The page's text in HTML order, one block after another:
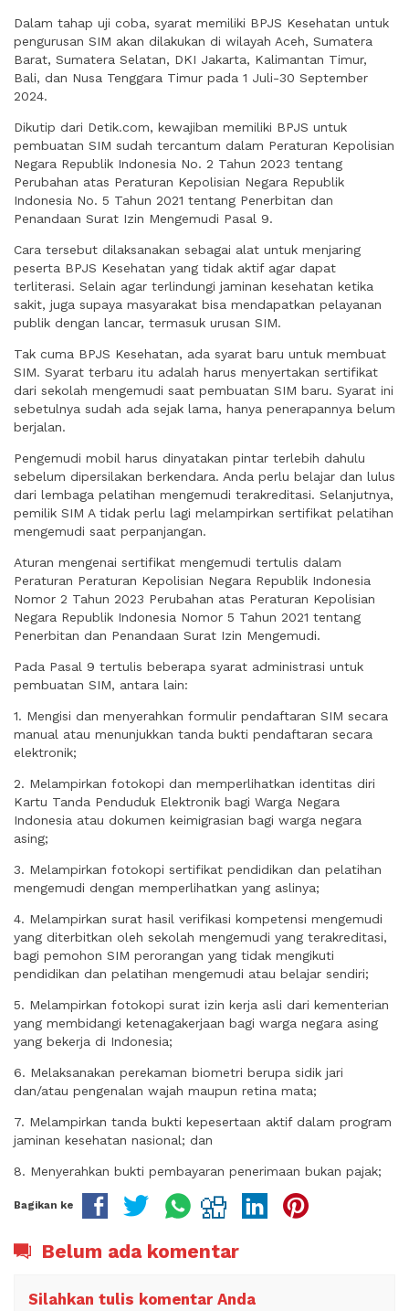
Dalam tahap uji coba, syarat memiliki BPJS Kesehatan untuk
pengurusan SIM akan dilakukan di wilayah Aceh, Sumatera
Barat, Sumatera Selatan, DKI Jakarta, Kalimantan Timur,
Bali, dan Nusa Tenggara Timur pada 1 Juli-30 September
2024.
Dikutip dari Detik.com, kewajiban memiliki BPJS untuk
pembuatan SIM sudah tercantum dalam Peraturan Kepolisian
Negara Republik Indonesia No. 2 Tahun 2023 tentang
Perubahan atas Peraturan Kepolisian Negara Republik
Indonesia No. 5 Tahun 2021 tentang Penerbitan dan
Penandaan Surat Izin Mengemudi Pasal 9.
Cara tersebut dilaksanakan sebagai alat untuk menjaring
peserta BPJS Kesehatan yang tidak aktif agar dapat
terliterasi. Selain agar terlindungi jaminan kesehatan ketika
sakit, juga supaya masyarakat bisa mendapatkan pelayanan
publik dengan lancar, termasuk urusan SIM.
Tak cuma BPJS Kesehatan, ada syarat baru untuk membuat
SIM. Syarat terbaru itu adalah harus menyertakan sertifikat
dari sekolah mengemudi saat pembuatan SIM baru. Syarat ini
sebetulnya sudah ada sejak lama, hanya penerapannya belum
berjalan.
Pengemudi mobil harus dinyatakan pintar terlebih dahulu
sebelum dipersilakan berkendara. Anda perlu belajar dan lulus
dari lembaga pelatihan mengemudi terakreditasi. Selanjutnya,
pemilik SIM A tidak perlu lagi melampirkan sertifikat pelatihan
mengemudi saat perpanjangan.
Aturan mengenai sertifikat mengemudi tertulis dalam
Peraturan Peraturan Kepolisian Negara Republik Indonesia
Nomor 2 Tahun 2023 Perubahan atas Peraturan Kepolisian
Negara Republik Indonesia Nomor 5 Tahun 2021 tentang
Penerbitan dan Penandaan Surat Izin Mengemudi.
Pada Pasal 9 tertulis beberapa syarat administrasi untuk
pembuatan SIM, antara lain:
1. Mengisi dan menyerahkan formulir pendaftaran SIM secara
manual atau menunjukkan tanda bukti pendaftaran secara
elektronik;
2. Melampirkan fotokopi dan memperlihatkan identitas diri
Kartu Tanda Penduduk Elektronik bagi Warga Negara
Indonesia atau dokumen keimigrasian bagi warga negara
asing;
3. Melampirkan fotokopi sertifikat pendidikan dan pelatihan
mengemudi dengan memperlihatkan yang aslinya;
4. Melampirkan surat hasil verifikasi kompetensi mengemudi
yang diterbitkan oleh sekolah mengemudi yang terakreditasi,
bagi pemohon SIM perorangan yang tidak mengikuti
pendidikan dan pelatihan mengemudi atau belajar sendiri;
5. Melampirkan fotokopi surat izin kerja asli dari kementerian
yang membidangi ketenagakerjaan bagi warga negara asing
yang bekerja di Indonesia;
6. Melaksanakan perekaman biometri berupa sidik jari
dan/atau pengenalan wajah maupun retina mata;
7. Melampirkan tanda bukti kepesertaan aktif dalam program
jaminan kesehatan nasional; dan
8. Menyerahkan bukti pembayaran penerimaan bukan pajak;
Bagikan ke
Belum ada komentar
Silahkan tulis komentar Anda